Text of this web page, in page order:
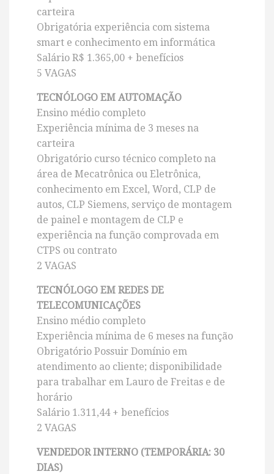
carteira
Obrigatória experiência com sistema
smart e conhecimento em informática
Salário R$ 1.365,00 + benefícios
5 VAGAS
TECNÓLOGO EM AUTOMAÇÃO
Ensino médio completo
Experiência mínima de 3 meses na
carteira
Obrigatório curso técnico completo na
área de Mecatrônica ou Eletrônica,
conhecimento em Excel, Word, CLP de
autos, CLP Siemens, serviço de montagem
de painel e montagem de CLP e
experiência na função comprovada em
CTPS ou contrato
2 VAGAS
TECNÓLOGO EM REDES DE
TELECOMUNICAÇÕES
Ensino médio completo
Experiência mínima de 6 meses na função
Obrigatório Possuir Domínio em
atendimento ao cliente; disponibilidade
para trabalhar em Lauro de Freitas e de
horário
Salário 1.311,44 + benefícios
2 VAGAS
VENDEDOR INTERNO (TEMPORÁRIA: 30
DIAS)